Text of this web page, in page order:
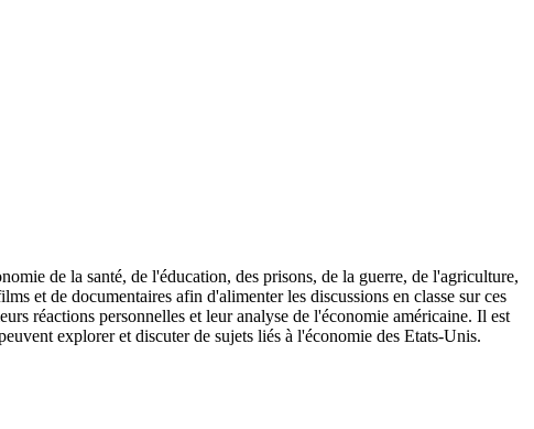
de la santé, de l'éducation, des prisons, de la guerre, de l'agriculture,
et de documentaires afin d'alimenter les discussions en classe sur ces
réactions personnelles et leur analyse de l'économie américaine. Il est
explorer et discuter de sujets liés à l'économie des Etats-Unis.